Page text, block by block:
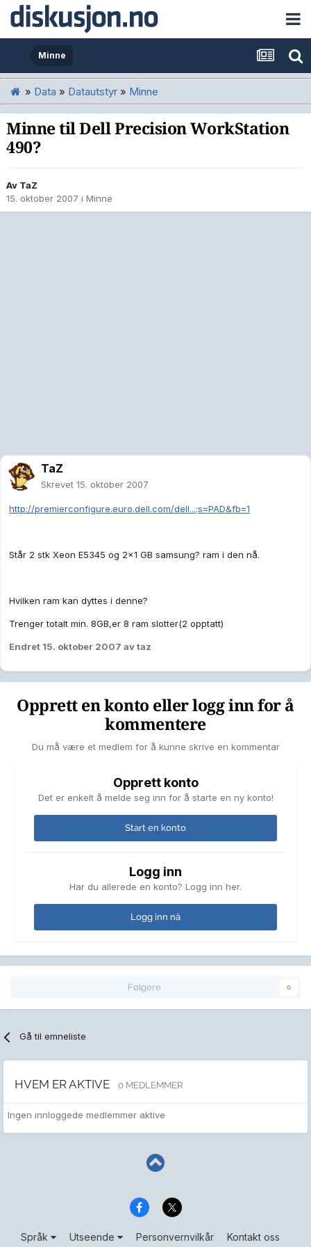
Minne
» Data » Datautstyr » Minne
Minne til Dell Precision WorkStation
490?
Av TaZ
15. oktober 2007 i Minne
TaZ
Skrevet 15. oktober 2007
http://premierconfigure.euro.dell.com/dell...;s=PAD&fb=1
Står 2 stk Xeon E5345 og 2x1 GB samsung? ram i den nå.
Hvilken ram kan dyttes i denne?
Trenger totalt min. 8GB,er 8 ram slotter(2 opptatt)
Endret 15. oktober 2007 av taz
Opprett en konto eller logg inn for å
kommentere
Du må være et medlem for å kunne skrive en kommentar
Opprett konto
Det er enkelt å melde seg inn for å starte en ny konto!
Start en konto
Logg inn
Har du allerede en konto? Logg inn her.
Logg inn nå
Følgere 0
Gå til emneliste
HVEM ER AKTIVE 0 MEDLEMMER
Ingen innloggede medlemmer aktive
Språk Utseende Personvernvilkår
Kontakt oss